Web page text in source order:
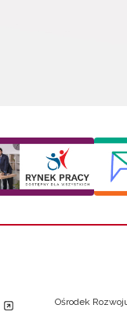
Ośrodek